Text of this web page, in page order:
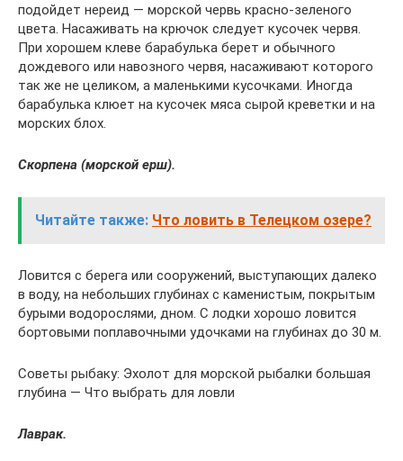
подойдет нереид — морской червь красно-зеленого
цвета. Насаживать на крючок следует кусочек червя.
При хорошем клеве барабулька берет и обычного
дождевого или навозного червя, насаживают которого
так же не целиком, а маленькими кусочками. Иногда
барабулька клюет на кусочек мяса сырой креветки и на
морских блох.
Скорпена (морской ерш).
Читайте также: Что ловить в Телецком озере?
Ловится с берега или сооружений, выступающих далеко
в воду, на небольших глубинах с каменистым, покрытым
бурыми водорослями, дном. С лодки хорошо ловится
бортовыми поплавочными удочками на глубинах до 30 м.
Советы рыбаку: Эхолот для морской рыбалки большая
глубина — Что выбрать для ловли
Лаврак.